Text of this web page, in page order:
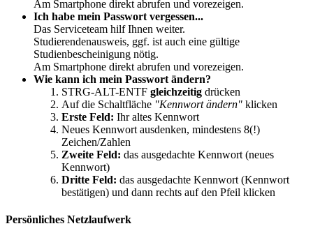
Am Smartphone direkt abrufen und vorezeigen.
Ich habe mein Passwort vergessen...
Das Serviceteam hilf Ihnen weiter.
Studierendenausweis, ggf. ist auch eine gültige
Studienbescheinigung nötig.
Am Smartphone direkt abrufen und vorezeigen.
Wie kann ich mein Passwort ändern?
STRG-ALT-ENTF gleichzeitig drücken
Auf die Schaltfläche "Kennwort ändern" klicken
Erste Feld: Ihr altes Kennwort
Neues Kennwort ausdenken, mindestens 8(!)
Zeichen/Zahlen
Zweite Feld: das ausgedachte Kennwort (neues
Kennwort)
Dritte Feld: das ausgedachte Kennwort (Kennwort
bestätigen) und dann rechts auf den Pfeil klicken
Persönliches Netzlaufwerk